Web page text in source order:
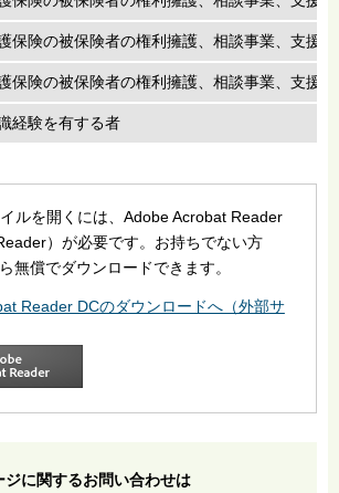
保険の被保険者の権利擁護、相談事業、支援
保険の被保険者の権利擁護、相談事業、支援
経験を有する者
ルを開くには、Adobe Acrobat Reader
）が必要です。お持ちでない方
無償でダウンロードできます。
Reader DCのダウンロードへ（外部サ
ジに関するお問い合わせは